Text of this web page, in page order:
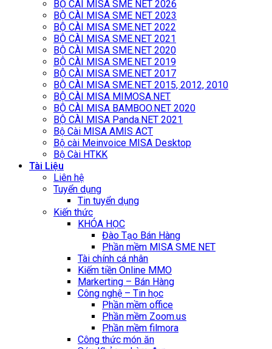
BỘ CÀI MISA SME NET 2026
BỘ CÀI MISA SME NET 2023
BỘ CÀI MISA SME.NET 2022
BỘ CÀI MISA SME.NET 2021
BỘ CÀI MISA SME.NET 2020
BỘ CÀI MISA SME.NET 2019
BỘ CÀI MISA SME.NET 2017
BỘ CÀI MISA SME.NET 2015, 2012, 2010
BỘ CÀI MISA MIMOSA.NET
BỘ CÀI MISA BAMBOO.NET 2020
BỘ CÀI MISA Panda.NET 2021
Bộ Cài MISA AMIS ACT
Bộ cài Meinvoice MISA Desktop
Bộ Cài HTKK
Tài Liệu
Liên hệ
Tuyển dụng
Tin tuyển dụng
Kiến thức
KHÓA HỌC
Đào Tạo Bán Hàng
Phần mềm MISA SME NET
Tài chính cá nhân
Kiếm tiền Online MMO
Markerting – Bán Hàng
Công nghệ – Tin học
Phần mềm office
Phần mềm Zoom.us
Phần mềm filmora
Công thức món ăn